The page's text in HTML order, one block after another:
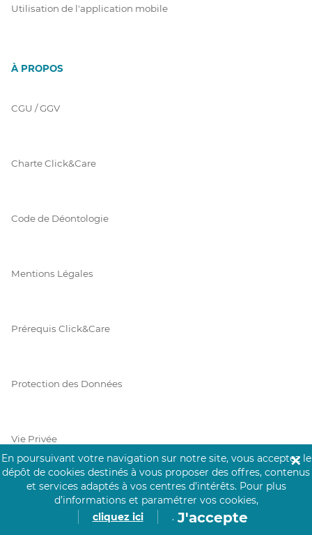
Utilisation de l'application mobile
À PROPOS
CGU / GGV
Charte Click&Care
Code de Déontologie
Mentions Légales
Prérequis Click&Care
Protection des Données
Vie Privée
PAIEMENT SÉCURISÉ
La collecte de vos informations de carte bancaire est cryptée
En poursuivant votre navigation sur notre site, vous acceptez le
dépôt de cookies destinés à vous proposer des offres, contenus
et services adaptés à vos centres d’intérêts. Pour plus
d’informations et paramétrer vos cookies,
cliquez ici
. J'accepte
✕